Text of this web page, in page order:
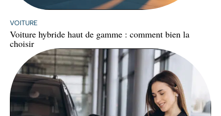
VOITURE
Voiture hybride haut de gamme : comment bien la
choisir